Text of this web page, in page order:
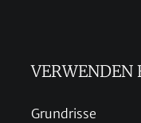
VERWENDEN
Grundrisse